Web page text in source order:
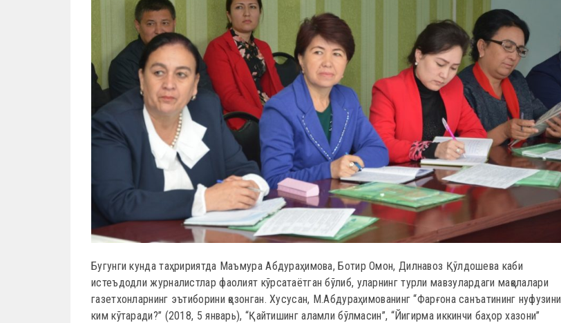
Бугунги кунда таҳририятда Маъмура Абдураҳимова, Ботир Омон, Дилнавоз Қўлдошева каби
истеъдодли журналистлар фаолият кўрсатаётган бўлиб, уларнинг турли мавзулардаги мақолалари
газетхонларнинг эътиборини қозонган. Хусусан, М.Абдураҳимованинг “Фарғона санъатининг нуфузини
ким кўтаради?” (2018, 5 январь), “Қайтишинг аламли бўлмасин”, “Йигирма иккинчи баҳор хазони”